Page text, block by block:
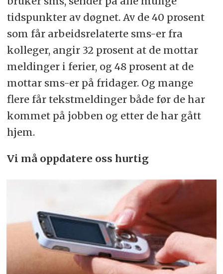
tidspunkter av døgnet. Av de 40 prosent
som får arbeidsrelaterte sms-er fra
kolleger, angir 32 prosent at de mottar
meldinger i ferier, og 48 prosent at de
mottar sms-er på fridager. Og mange
flere får tekstmeldinger både før de har
kommet på jobben og etter de har gått
hjem.
Vi må oppdatere oss hurtig